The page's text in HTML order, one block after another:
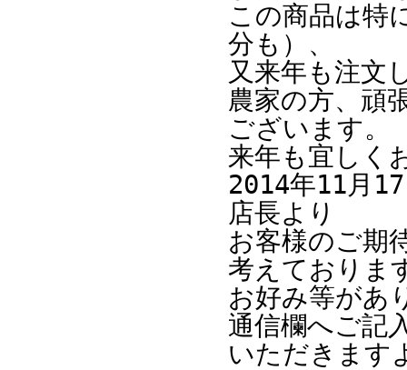
この商品は特
分も）、
又来年も注文
農家の方、頑
ございます。
来年も宜しく
2014年11月
店長より
お客様のご期
考えておりま
お好み等があ
通信欄へご記
いただきます